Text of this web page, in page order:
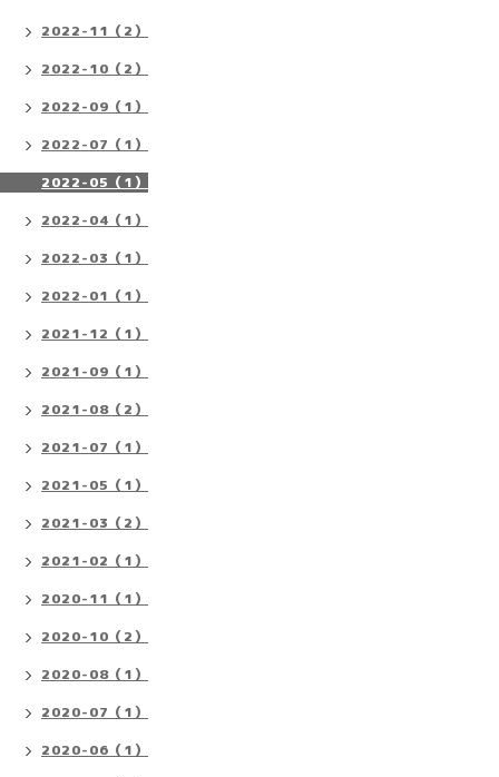
2022-11（2）
2022-10（2）
2022-09（1）
2022-07（1）
2022-05（1）
2022-04（1）
2022-03（1）
2022-01（1）
2021-12（1）
2021-09（1）
2021-08（2）
2021-07（1）
2021-05（1）
2021-03（2）
2021-02（1）
2020-11（1）
2020-10（2）
2020-08（1）
2020-07（1）
2020-06（1）